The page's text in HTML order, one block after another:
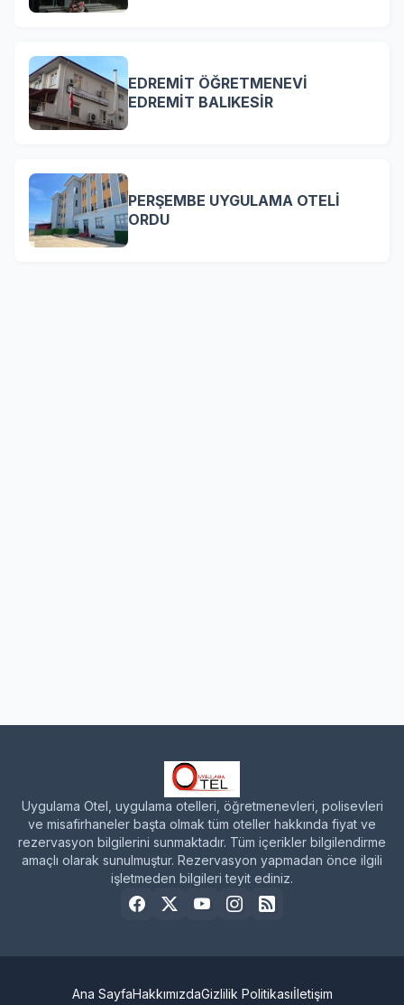
EDREMİT ÖĞRETMENEVİ
EDREMİT BALIKESİR
PERŞEMBE UYGULAMA OTELİ
ORDU
Uygulama Otel, uygulama otelleri, öğretmenevleri, polisevleri
ve misafirhaneler başta olmak tüm oteller hakkında fiyat ve
rezervasyon bilgilerini sunmaktadır. Tüm içerikler bilgilendirme
amaçlı olarak sunulmuştur. Rezervasyon yapmadan önce ilgili
işletmeden bilgileri teyit ediniz.
Ana SayfaHakkımızdaGizlilik Politikasıİletişim